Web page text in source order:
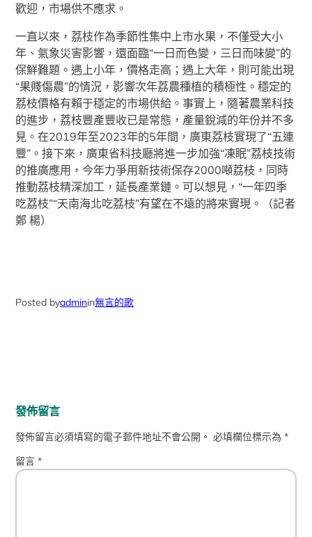
歡迎，市場供不應求。
一直以來，荔枝作為季節性集中上市水果，不僅受大小
年、氣象災害影響，還面臨“一日而色變，三日而味變”的
保鮮難題。遇上小年，價格走高；遇上大年，則可能出現
“果賤傷農”的情況，影響次年荔農種植的積極性。穩定的
荔枝價格有賴于穩定的市場供給。事實上，隨著農業科技
的進步，荔枝豐產豐收已是常態，產量銳減的年份并不多
見。在2019年至2023年的5年間，廣東荔枝實現了“五連
豐”。接下來，廣東省科技廳將進一步加強“凍眠”荔枝技術
的推廣應用，今年力爭用新技術保存2000噸荔枝，同時
推動荔枝精深加工，延長產業鏈。可以想見，“一年四季
吃荔枝”“天南海北吃荔枝”有望在不遠的將來實現。（記者
鄭 楊）
Posted byadminin無言的歌
發佈留言
發佈留言必須填寫的電子郵件地址不會公開。 必填欄位標示為*
留言*